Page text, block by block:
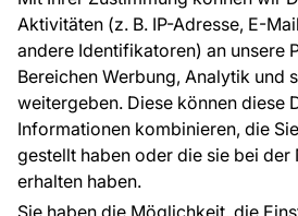
Aktivitäten (z. B. IP-Adresse, E-
andere Identifikatoren) an unsere
Bereichen Werbung, Analytik und
weitergeben. Diese können diese
Informationen kombinieren, die
gestellt haben oder die sie bei der
erhalten haben.
Sie haben die Möglichkeit, die
EU-Projekte
Ratschläge und Tipps
FAQ
Kontakt
Haben Sie Fragen? Wir helfen Ihnen
und beraten Sie persönlich.